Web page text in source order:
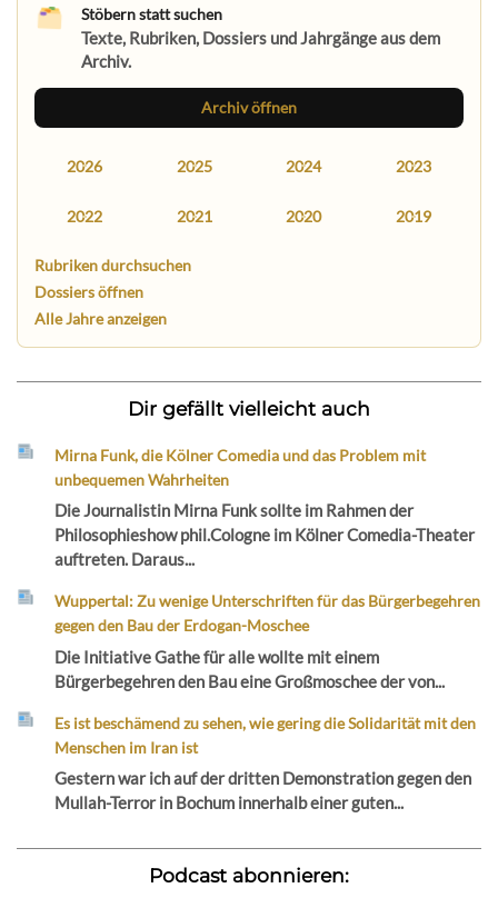
Stöbern statt suchen
Texte, Rubriken, Dossiers und Jahrgänge aus dem
Archiv.
Archiv öffnen
2026 2025 2024 2023
2022 2021 2020 2019
Rubriken durchsuchen
Dossiers öffnen
Alle Jahre anzeigen
Dir gefällt vielleicht auch
Mirna Funk, die Kölner Comedia und das Problem mit
unbequemen Wahrheiten
Die Journalistin Mirna Funk sollte im Rahmen der
Philosophieshow phil.Cologne im Kölner Comedia-Theater
auftreten. Daraus...
Wuppertal: Zu wenige Unterschriften für das Bürgerbegehren
gegen den Bau der Erdogan-Moschee
Die Initiative Gathe für alle wollte mit einem
Bürgerbegehren den Bau eine Großmoschee der von...
Es ist beschämend zu sehen, wie gering die Solidarität mit den
Menschen im Iran ist
Gestern war ich auf der dritten Demonstration gegen den
Mullah-Terror in Bochum innerhalb einer guten...
Podcast abonnieren: